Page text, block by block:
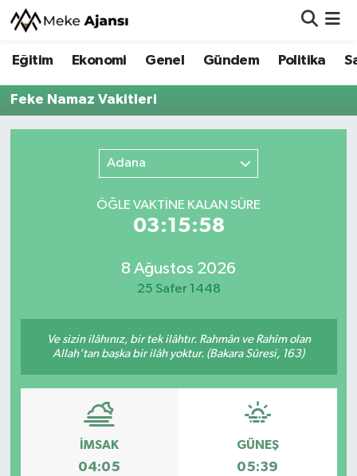
Eğitim Ekonomi Genel Gündem Politika
Feke Namaz Vakitleri
Adana
ÖĞLE VAKTİNE KALAN SÜRE
03:15:58
8 Ağustos 2026
25 Safer 1448
Ve sizin ilâhınız, bir tek ilâhtır. Rahmân ve Rahîm olan
Allah’tan başka bir ilâh yoktur. (Bakara Sûresi, 163)
İMSAK
04:05
GÜNEŞ
05:39
Eğitim
Ekonomi
Gündem
Spor
Nöbetçi Eczaneler
Hava Durumu
Trafik Durumu
Süper Lig Puan Durumu ve Fikstür
Tüm Manşetler
Haber Arşivi